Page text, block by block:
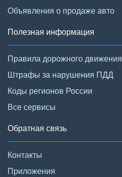
Объявления о продаже авто
Полезная информация
Правила дорожного движения
Штрафы за нарушения ПДД
Коды регионов России
Все сервисы
Обратная связь
Контакты
Приложения